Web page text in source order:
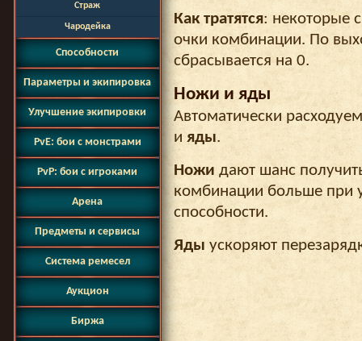
Страж
Чародейка
Способности
Параметры и экипировка
Улучшение экипировки
PvE: бои с монстрами
PvP: бои с игроками
Арена
Предметы и сервисы
Система ремесел
Аукцион
Биржа
Как тратятся: некоторые
очки комбинации. По
сбрасывается на 0.
Ножи и яды
Автоматически
и яды.
Ножи дают шанс
комбинации больше при
способности.
Яды ускоряют